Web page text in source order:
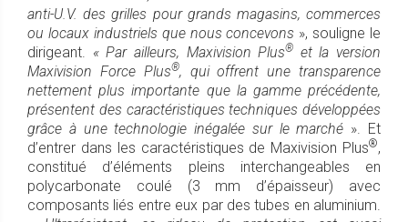
anti-U.V. des grilles pour grands magasins, commerces
ou locaux industriels que nous concevons », souligne le
dirigeant. « Par ailleurs, Maxivision Plus® et la version
Maxivision Force Plus®, qui offrent une transparence
nettement plus importante que la gamme précédente,
présentent des caractéristiques techniques développées
grâce à une technologie inégalée sur le marché ». Et
d’entrer dans les caractéristiques de Maxivision Plus®,
constitué d’éléments pleins interchangeables en
polycarbonate coulé (3 mm d’épaisseur) avec
composants liés entre eux par des tubes en aluminium.